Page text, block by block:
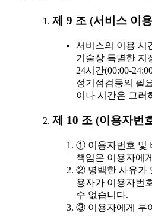
제 9 조 (서비스 이
서비스의 이용 시
기술상 특별한 지
24시간(00:00-
정기점검등의 필
이나 시간은 그러
제 10 조 (이용자번
① 이용자번호 및
책임은 이용자에
② 명백한 사유가
용자가 이용자번
수 없습니다.
③ 이용자에게 부